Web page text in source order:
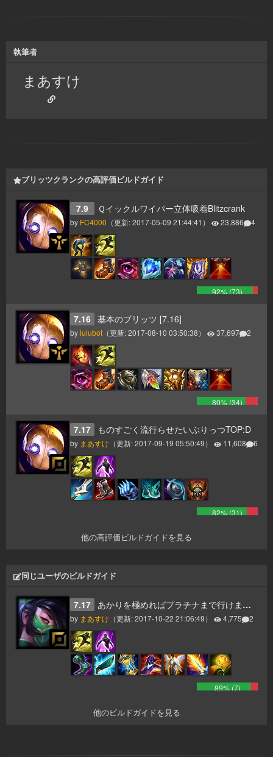
執筆者
まあすけ
ブリッツクランクの高評価ビルドガイド
7.9 Ｑイックルワイパー立体吸着Blitzcrank
by FC4000 （更新:2017-05-09 21:44:41 ） 23,886 4
92% (73)
7.16 基本のブリッツ [7.16]
bylulubot （更新:2017-08-10 03:50:38） 37,697 2
80% (34)
7.17 ものすごく流行らせたいぶりっつTOP:D
by まあすけ （更新:2017-09-19 05:50:49） 11,608 6
82% (31)
他の高評価ビルドガイドを見る
同じユーザのビルドガイド
7.17 あかりを極めればプラチナまで行けます！！！
by まあすけ （更新:2017-10-22 21:06:49） 4,775 2
89% (7)
他のビルドガイドを見る